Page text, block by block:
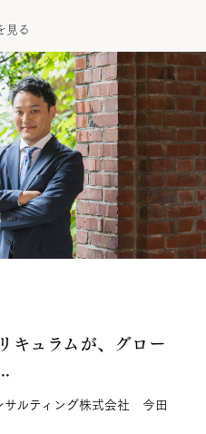
見る
キュラムが、グロー
サルティング株式会社 今田